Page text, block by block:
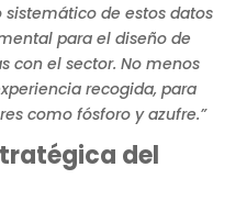
de estos datos
para el diseño de
con el sector. No menos
recogida, para
como fósforo y azufre.”
del